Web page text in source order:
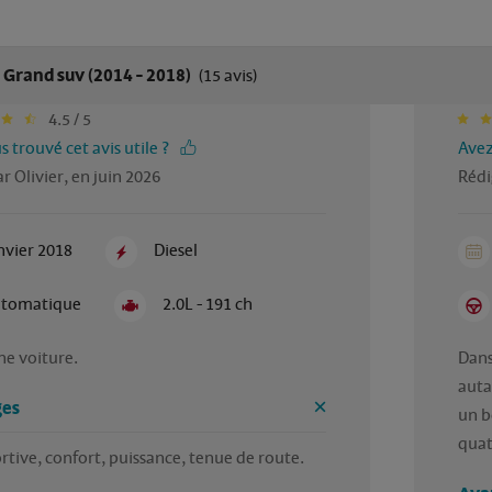
suv (2014 - 2018) (15 avis)
4.5 / 5
trouvé cet avis utile ?
Olivier, en juin 2026
2018 Diesel
2.0L - 191 ch
voiture.
confort, puissance, tenue de route.
un